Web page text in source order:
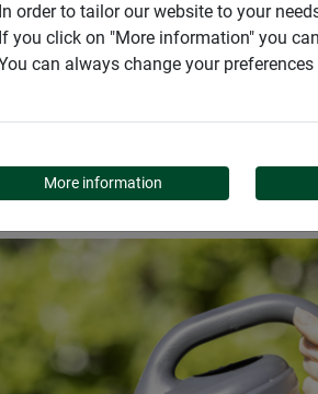
BADI
In order to tailor our website to your
If you click on "More information" you
can always change your
More information